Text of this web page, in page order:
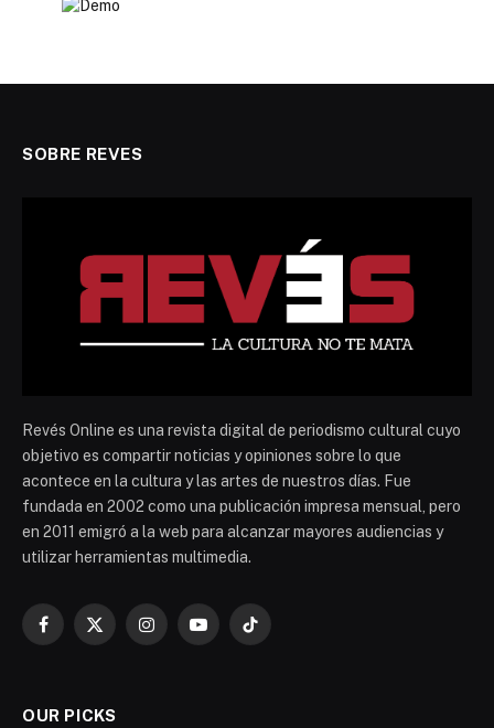
SOBRE REVES
Revés Online es una revista digital de periodismo cultural cuyo
objetivo es compartir noticias y opiniones sobre lo que
acontece en la cultura y las artes de nuestros días. Fue
fundada en 2002 como una publicación impresa mensual, pero
en 2011 emigró a la web para alcanzar mayores audiencias y
utilizar herramientas multimedia.
Facebook
X
InstagramYouTubeTikTok
OUR PICKS